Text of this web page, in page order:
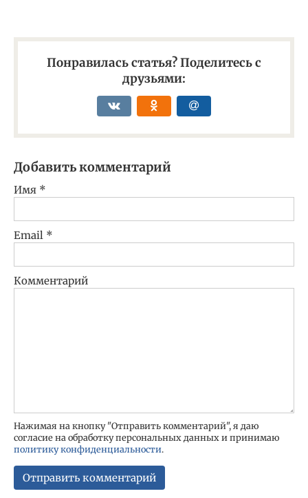
Понравилась статья? Поделитесь с
друзьями:
Добавить комментарий
Имя *
Email *
Комментарий
Нажимая на кнопку "Отправить комментарий", я даю
согласие на обработку персональных данных и принимаю
политику конфиденциальности.